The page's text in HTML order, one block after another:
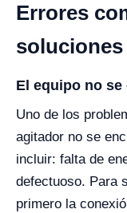
Errores
soluciones
El equipo no se
Uno de los
agitador no se
incluir: falta de
defectuoso. Para
primero la